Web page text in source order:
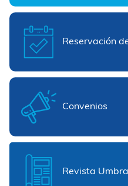
Reservación
Convenios
Revista